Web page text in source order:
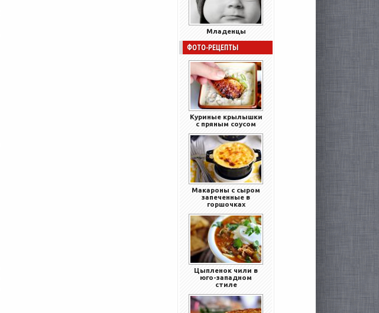
Младенцы
ФОТО-РЕЦЕПТЫ
Куриные крылышки
с пряным соусом
Макароны с сыром
запеченные в
горшочках
Цыпленок чили в
юго-западном
стиле